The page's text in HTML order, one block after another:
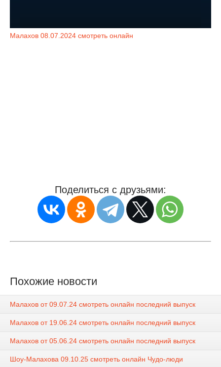
Малахов 08.07.2024 смотреть онлайн
Поделиться с друзьями:
Похожие новости
Малахов от 09.07.24 смотреть онлайн последний выпуск
Малахов от 19.06.24 смотреть онлайн последний выпуск
Малахов от 05.06.24 смотреть онлайн последний выпуск
Шоу-Малахова 09.10.25 смотреть онлайн Чудо-люди